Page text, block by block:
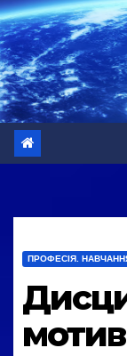
ПРОФЕСІЯ.